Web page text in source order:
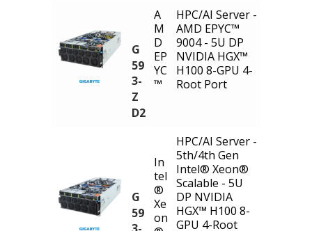
G
59
3-
Z
D2
A
M
D
EP
YC
™
HPC/AI Server -
AMD EPYC™
9004 - 5U DP
NVIDIA HGX™
H100 8-GPU 4-
Root Port
G
59
In
tel
®
Xe
on
HPC/AI Server -
5th/4th Gen
Intel® Xeon®
Scalable - 5U
DP NVIDIA
HGX™ H100 8-
GPU 4-Root